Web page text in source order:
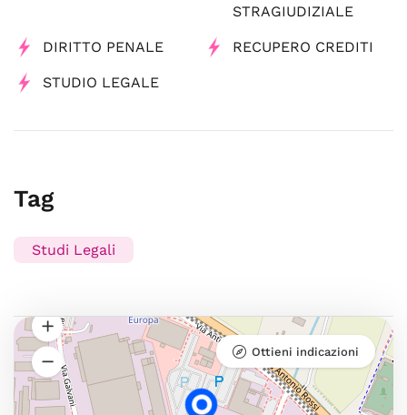
STRAGIUDIZIALE
DIRITTO PENALE RECUPERO CREDITI
STUDIO LEGALE
Tag
Studi Legali
Ottieni indicazioni